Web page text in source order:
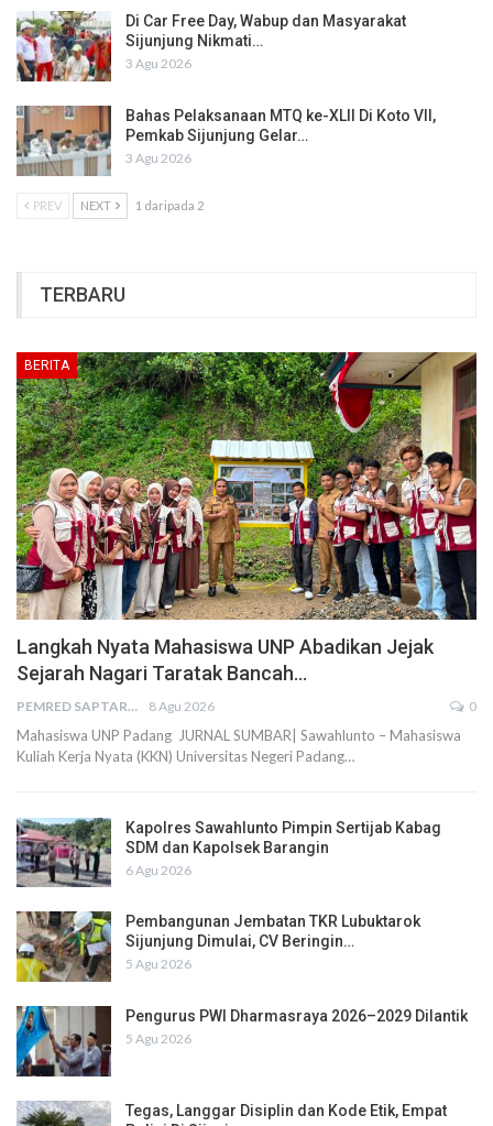
Di Car Free Day, Wabup dan Masyarakat
Sijunjung Nikmati…
3 Agu 2026
Bahas Pelaksanaan MTQ ke-XLII Di Koto VII,
Pemkab Sijunjung Gelar…
3 Agu 2026
PREV NEXT 1 daripada 2
TERBARU
BERITA
Langkah Nyata Mahasiswa UNP Abadikan Jejak
Sejarah Nagari Taratak Bancah…
PEMRED SAPTARIUS 8 Agu 2026 0
Mahasiswa UNP Padang JURNAL SUMBAR| Sawahlunto – Mahasiswa
Kuliah Kerja Nyata (KKN) Universitas Negeri Padang…
Kapolres Sawahlunto Pimpin Sertijab Kabag
SDM dan Kapolsek Barangin
6 Agu 2026
Pembangunan Jembatan TKR Lubuktarok
Sijunjung Dimulai, CV Beringin…
5 Agu 2026
Pengurus PWI Dharmasraya 2026–2029 Dilantik
5 Agu 2026
Tegas, Langgar Disiplin dan Kode Etik, Empat